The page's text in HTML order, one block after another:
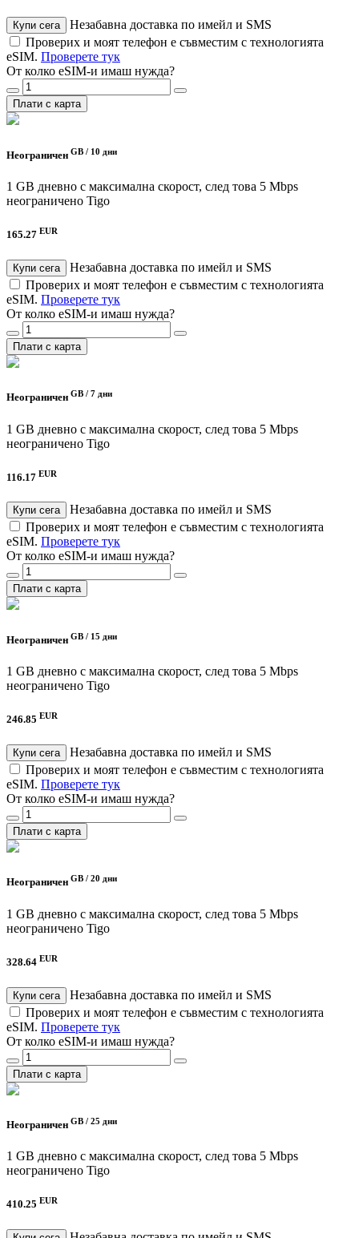
Купи сега
Незабавна доставка по имейл и SMS
Проверих и моят телефон е съвместим с технологията
eSIM. Проверете тук
От колко eSIM-и имаш нужда?
Плати с карта
Неограничен GB / 10 дни
1 GB дневно с максимална скорост, след това 5 Mbps
неограничено Tigo
165.27 EUR
Купи сега
Незабавна доставка по имейл и SMS
Проверих и моят телефон е съвместим с технологията
eSIM. Проверете тук
От колко eSIM-и имаш нужда?
Плати с карта
Неограничен GB / 7 дни
1 GB дневно с максимална скорост, след това 5 Mbps
неограничено Tigo
116.17 EUR
Купи сега
Незабавна доставка по имейл и SMS
Проверих и моят телефон е съвместим с технологията
eSIM. Проверете тук
От колко eSIM-и имаш нужда?
Плати с карта
Неограничен GB / 15 дни
1 GB дневно с максимална скорост, след това 5 Mbps
неограничено Tigo
246.85 EUR
Купи сега
Незабавна доставка по имейл и SMS
Проверих и моят телефон е съвместим с технологията
eSIM. Проверете тук
От колко eSIM-и имаш нужда?
Плати с карта
Неограничен GB / 20 дни
1 GB дневно с максимална скорост, след това 5 Mbps
неограничено Tigo
328.64 EUR
Купи сега
Незабавна доставка по имейл и SMS
Проверих и моят телефон е съвместим с технологията
eSIM. Проверете тук
От колко eSIM-и имаш нужда?
Плати с карта
Неограничен GB / 25 дни
1 GB дневно с максимална скорост, след това 5 Mbps
неограничено Tigo
410.25 EUR